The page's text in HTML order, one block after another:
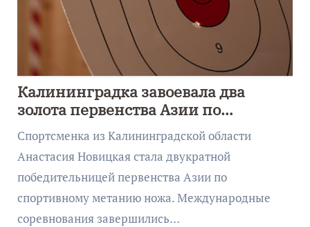
Калининградка завоевала два
золота первенства Азии по
метанию ножа
Спортсменка из Калининградской области
Анастасия Новицкая стала двукратной
победительницей первенства Азии по
спортивному метанию ножа. Международные
соревнования завершились…